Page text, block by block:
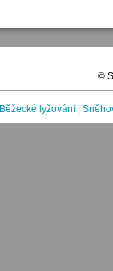
©
Běžecké lyžování